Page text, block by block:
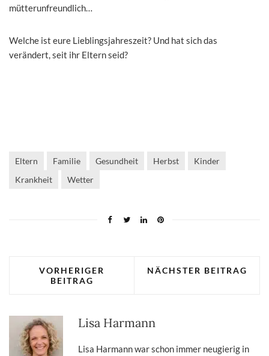
mütterunfreundlich…
Welche ist eure Lieblingsjahreszeit? Und hat sich das
verändert, seit ihr Eltern seid?
Eltern Familie Gesundheit Herbst
Kinder
Krankheit
Wetter
VORHERIGER
BEITRAG
NÄCHSTER BEITRAG
Lisa Harmann
Lisa Harmann war schon immer neugierig in